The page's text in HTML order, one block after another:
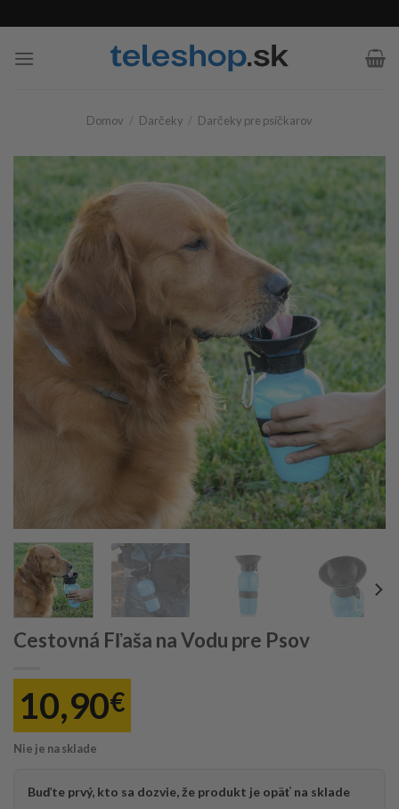
to
content
Domov / Darčeky / Darčeky pre psíčkarov
Cestovná Fľaša na Vodu pre Psov
10,90€
Nie je na sklade
Buďte prvý, kto sa dozvie, že produkt je opäť na sklade